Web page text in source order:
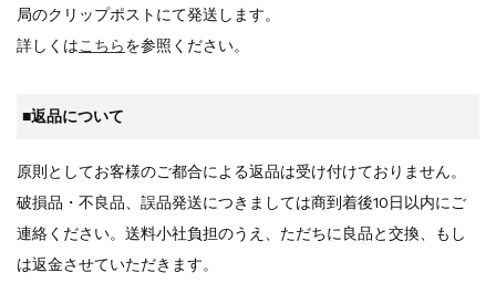
局のクリップポストにて発送します。
詳しくはこちらを参照ください。
■返品について
原則としてお客様のご都合による返品は受け付けておりません。
破損品・不良品、誤品発送につきましては商到着後10日以内にご
連絡ください。送料小社負担のうえ、ただちに良品と交換、もし
は返金させていただきます。